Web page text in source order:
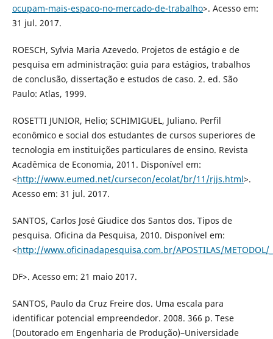
ocupam-mais-espaco-no-mercado-de-trabalho>. Acesso em:
31 jul. 2017.
ROESCH, Sylvia Maria Azevedo. Projetos de estágio e de
pesquisa em administração: guia para estágios, trabalhos
de conclusão, dissertação e estudos de caso. 2. ed. São
Paulo: Atlas, 1999.
ROSETTI JUNIOR, Helio; SCHIMIGUEL, Juliano. Perfil
econômico e social dos estudantes de cursos superiores de
tecnologia em instituições particulares de ensino. Revista
Acadêmica de Economia, 2011. Disponível em:
<http://www.eumed.net/cursecon/ecolat/br/11/rjjs.html>.
Acesso em: 31 jul. 2017.
SANTOS, Carlos José Giudice dos Santos dos. Tipos de
pesquisa. Oficina da Pesquisa, 2010. Disponível em:
<http://www.oficinadapesquisa.com.br/APOSTILAS/METODOL/
DF>. Acesso em: 21 maio 2017.
SANTOS, Paulo da Cruz Freire dos. Uma escala para
identificar potencial empreendedor. 2008. 366 p. Tese
(Doutorado em Engenharia de Produção)–Universidade